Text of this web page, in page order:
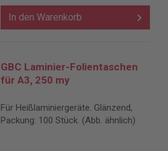
In den Warenkorb
GBC Laminier-Folientaschen
für A3, 250 my
Für Heißlaminiergeräte. Glänzend,
Packung: 100 Stück. (Abb. ähnlich)